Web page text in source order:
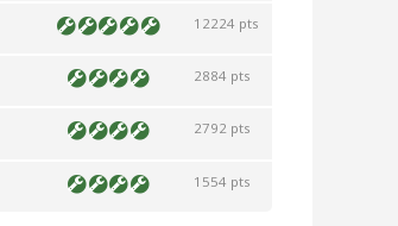
12224 pts
2884 pts
2792 pts
1554 pts